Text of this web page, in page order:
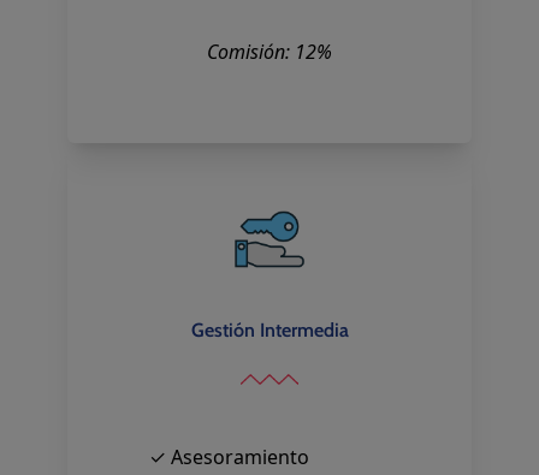
Comisión: 12%
Gestión Intermedia
✓ Asesoramiento